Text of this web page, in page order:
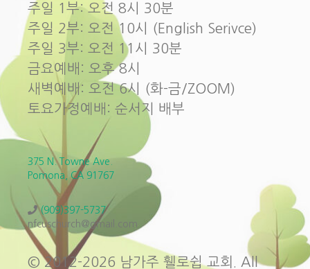
주일 1부: 오전 8시 30분
주일 2부: 오전 10시 (English Serivce)
주일 3부: 오전 11시 30분
금요예배: 오후 8시
새벽예배: 오전 6시 (화-금/ZOOM)
토요가정예배: 순서지 배부
375 N. Towne Ave.
Pomona, CA 91767
(909)397-5737
nfcuschurch@gmail.com
© 2012-2026 남가주 휄로쉽 교회. All